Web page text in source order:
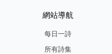
網站導航
每日一詩
所有詩集